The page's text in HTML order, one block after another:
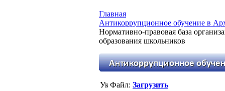
Главная
Антикоррупционное обучение в
Нормативно-правовая база
образования школьников
Файл: Загрузить